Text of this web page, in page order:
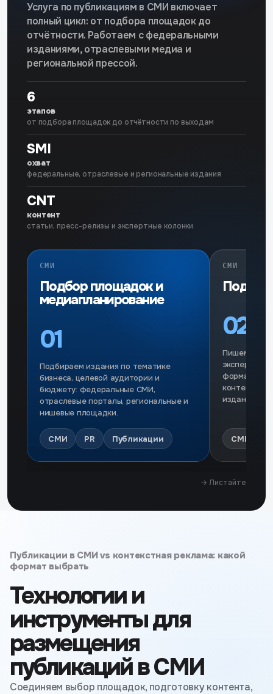
Услуга по публикациям в СМИ включает
полный цикл: от подбора площадок до
отчётности. Работаем с федеральными
изданиями, отраслевыми медиа и
региональной прессой.
6
этапов
от подбора площадок до отчётности по выходам
SMI
охват
федеральные, отраслевые и региональные издания
CNT
контент
статьи, пресс-релизы и экспертные колонки
СМИ
Подбор площадок и
медиапланирование
01
Подбираем издания по тематике
бизнеса, целевой аудитории и
бюджету: федеральные СМИ,
отраслевые порталы, региональные и
нишевые площадки.
СМИ PR Публикации
СМИ
02
Пишем
экспертные
формате
контент
издания.
СМИ
→ Листайте
Публикации в СМИ vs контекстная реклама: какой
формат выбрать
Технологии и
инструменты для
размещения
публикаций в СМИ
Соединяем выбор площадок, подготовку контента,